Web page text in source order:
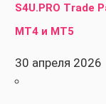
S4U.PRO Trade
MT4 и MT5
30 апреля 2026